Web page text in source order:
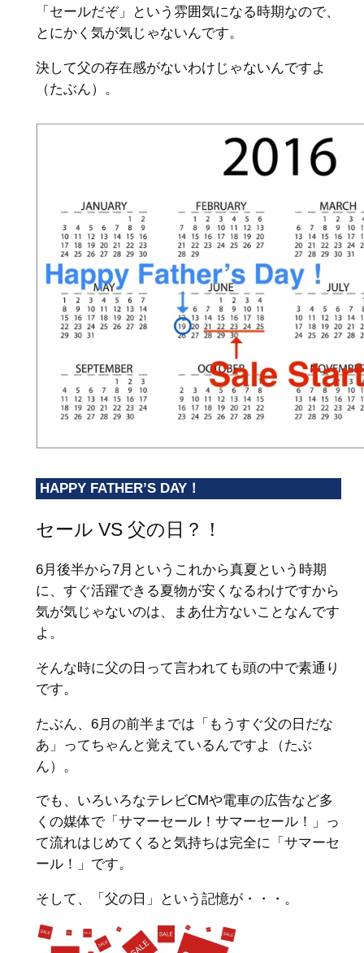
「セールだぞ」という雰囲気になる時期なので、
とにかく気が気じゃないんです。
決して父の存在感がないわけじゃないんですよ
（たぶん）。
HAPPY FATHER’S DAY！
セール VS 父の日？！
6月後半から7月というこれから真夏という時期
に、すぐ活躍できる夏物が安くなるわけですから
気が気じゃないのは、まあ仕方ないことなんです
よ。
そんな時に父の日って言われても頭の中で素通り
です。
たぶん、6月の前半までは「もうすぐ父の日だな
あ」ってちゃんと覚えているんですよ（たぶ
ん）。
でも、いろいろなテレビCMや電車の広告など多
くの媒体で「サマーセール！サマーセール！」っ
て流れはじめてくると気持ちは完全に「サマーセ
ール！」です。
そして、「父の日」という記憶が・・・。